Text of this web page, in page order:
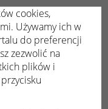
cookies,
Używamy ich w
do preferencji
zezwolić na
plików i